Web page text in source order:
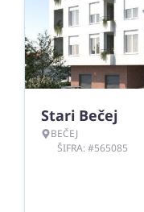
Stari Bečej
BEČEJ
ŠIFRA: #565085